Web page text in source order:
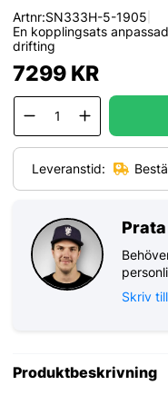
Artnr:SN333H-5-1905
En kopplingsats
drifting
7299KR
Leveranstid:
Skriv
Produktbeskrivning